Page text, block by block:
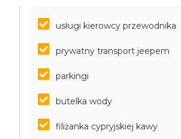
usługi kierowcy przewodnika
prywatny transport jeepem
parkingi
butelka wody
filiżanka cypryjskiej kawy